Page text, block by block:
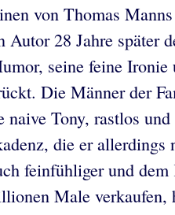
von Thomas
28 Jahre später
seine feine
Die Männer der
Tony, rastlos
die er
feinfühliger und
Male